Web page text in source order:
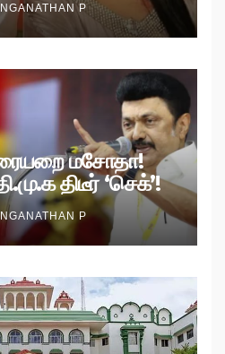
P
மசோதா!
திடீர் ‘செக்’!
P